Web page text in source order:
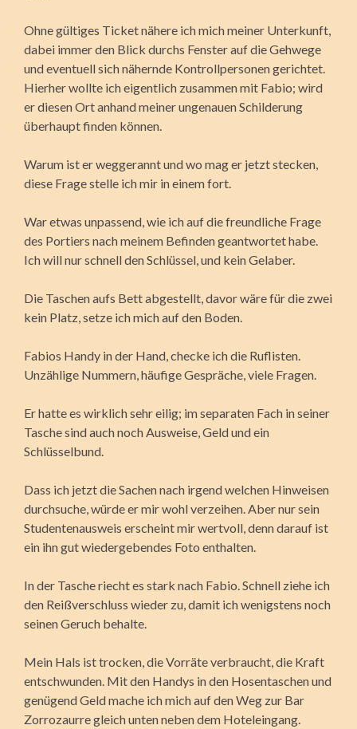
Ohne gültiges Ticket nähere ich mich meiner Unterkunft,
dabei immer den Blick durchs Fenster auf die Gehwege
und eventuell sich nähernde Kontrollpersonen gerichtet.
Hierher wollte ich eigentlich zusammen mit Fabio; wird
er diesen Ort anhand meiner ungenauen Schilderung
überhaupt finden können.
Warum ist er weggerannt und wo mag er jetzt stecken,
diese Frage stelle ich mir in einem fort.
War etwas unpassend, wie ich auf die freundliche Frage
des Portiers nach meinem Befinden geantwortet habe.
Ich will nur schnell den Schlüssel, und kein Gelaber.
Die Taschen aufs Bett abgestellt, davor wäre für die zwei
kein Platz, setze ich mich auf den Boden.
Fabios Handy in der Hand, checke ich die Ruflisten.
Unzählige Nummern, häufige Gespräche, viele Fragen.
Er hatte es wirklich sehr eilig; im separaten Fach in seiner
Tasche sind auch noch Ausweise, Geld und ein
Schlüsselbund.
Dass ich jetzt die Sachen nach irgend welchen Hinweisen
durchsuche, würde er mir wohl verzeihen. Aber nur sein
Studentenausweis erscheint mir wertvoll, denn darauf ist
ein ihn gut wiedergebendes Foto enthalten.
In der Tasche riecht es stark nach Fabio. Schnell ziehe ich
den Reißverschluss wieder zu, damit ich wenigstens noch
seinen Geruch behalte.
Mein Hals ist trocken, die Vorräte verbraucht, die Kraft
entschwunden. Mit den Handys in den Hosentaschen und
genügend Geld mache ich mich auf den Weg zur Bar
Zorrozaurre gleich unten neben dem Hoteleingang.